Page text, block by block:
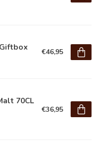
€46,95
70CL
€36,95